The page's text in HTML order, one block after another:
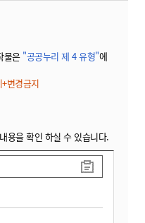
물은 "공공누리 제 4 유형"에
변경금지
용을 확인 하실 수 있습니다.